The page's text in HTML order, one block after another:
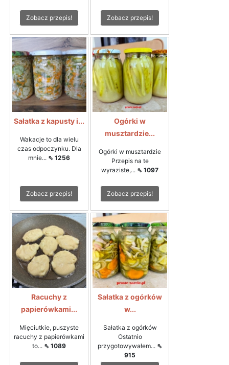
Zobacz przepis! Zobacz przepis!
Sałatka z kapusty i...
Wakacje to dla wielu
czas odpoczynku. Dla
mnie... ⇖ 1256
Zobacz przepis!
Ogórki w
musztardzie...
Ogórki w musztardzie
Przepis na te
wyraziste,... ⇖ 1097
Zobacz przepis!
Racuchy z
papierówkami...
Mięciutkie, puszyste
racuchy z papierówkami
to... ⇖ 1089
Sałatka z ogórków
w...
Sałatka z ogórków
Ostatnio
przygotowywałem... ⇖
915